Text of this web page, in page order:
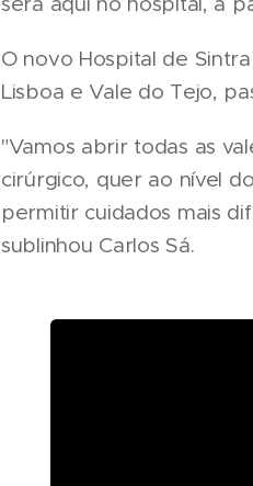
O novo Hospital de
Lisboa e Vale do Tejo,
"Vamos abrir todas as
cirúrgico, quer ao nível
permitir cuidados mais
sublinhou Carlos Sá.